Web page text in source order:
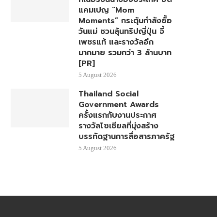
แคมเปญ “Mom
Moments” กระตุ้นกำลังซื้อ
วันแม่ ชวนลุ้นทริปญี่ปุ่น จี้
เพชรแท้ และรางวัลอีก
มากมาย รวมกว่า 3 ล้านบาท
[PR]
5 August 2026
Thailand Social
Government Awards
ครั้งแรกกับงานประกาศ
รางวัลโซเชียลที่มุ่งสร้าง
บรรทัดฐานการสื่อสารภาครัฐ
5 August 2026